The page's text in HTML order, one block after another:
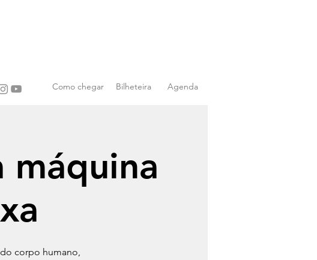
Como chegar Bilheteira Agenda
máquina
corpo humano,